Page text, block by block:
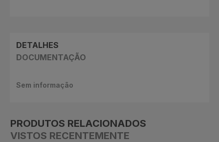
DETALHES
DOCUMENTAÇÃO
Sem informação
PRODUTOS RELACIONADOS
VISTOS RECENTEMENTE